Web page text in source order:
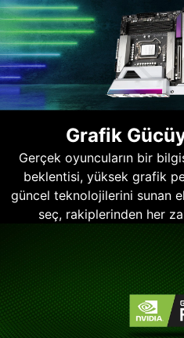
Grafik
Gerçek oyuncuların bir
beklentisi, yüksek grafik
güncel teknolojilerini sunan
seç, rakiplerinden her